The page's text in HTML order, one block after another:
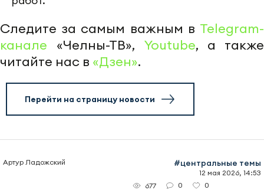
Следите за самым важным в Telegram-
канале «Челны-ТВ», Youtube, а также
читайте нас в «Дзен».
Перейти на страницу новости
Артур Ладожский #центральные темы
12 мая 2026, 14:53
677
0 0